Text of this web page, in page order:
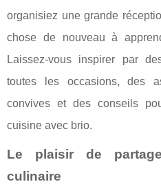
organisiez une grande
chose de nouveau à
Laissez-vous inspirer par
toutes les occasions, des
convives et des conseils
cuisine avec brio.
Le plaisir de
culinaire